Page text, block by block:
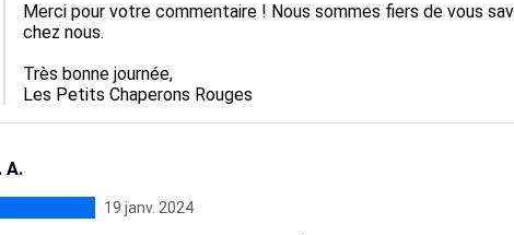
Merci pour votre commentaire ! Nous sommes fiers de vous
chez nous.
Très bonne journée,
Les Petits Chaperons Rouges
A.
19 janv. 2024